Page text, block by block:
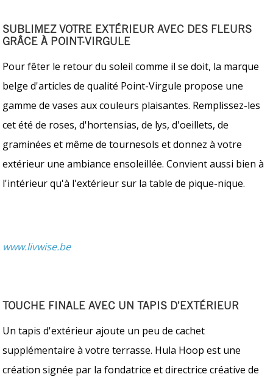
SUBLIMEZ VOTRE EXTÉRIEUR AVEC DES FLEURS
GRÂCE À POINT-VIRGULE
Pour fêter le retour du soleil comme il se doit, la marque
belge d'articles de qualité Point-Virgule propose une
gamme de vases aux couleurs plaisantes. Remplissez-les
cet été de roses, d'hortensias, de lys, d'oeillets, de
graminées et même de tournesols et donnez à votre
extérieur une ambiance ensoleillée. Convient aussi bien à
l'intérieur qu'à l'extérieur sur la table de pique-nique.
www.livwise.be
TOUCHE FINALE AVEC UN TAPIS D'EXTÉRIEUR
Un tapis d'extérieur ajoute un peu de cachet
supplémentaire à votre terrasse. Hula Hoop est une
création signée par la fondatrice et directrice créative de